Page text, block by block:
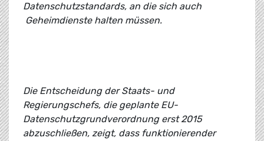
Datenschutzstandards, an die sich auch
Geheimdienste halten müssen.
Die Entscheidung der Staats- und
Regierungschefs, die geplante EU-
Datenschutzgrundverordnung erst 2015
abzuschließen, zeigt, dass funktionierender